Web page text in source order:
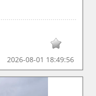
2026-08-01 18:49:56